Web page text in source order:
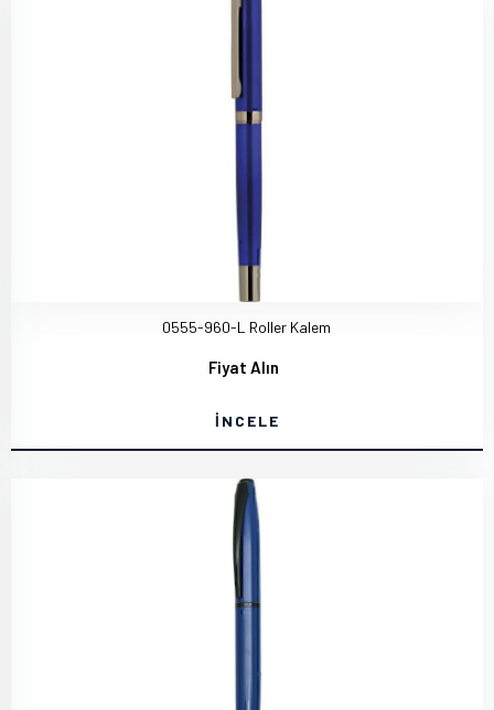
0555-960-L Roller Kalem
Fiyat Alın
İNCELE